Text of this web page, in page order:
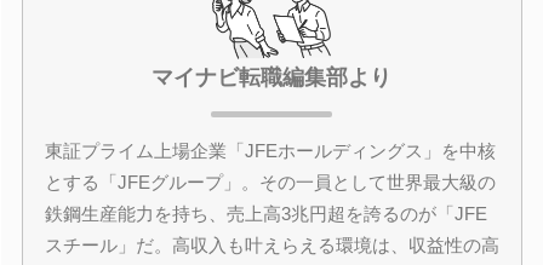
マイナビ転職編集部より
東証プライム上場企業「JFEホールディングス」を中核
とする「JFEグループ」。その一員として世界最大級の
鉄鋼生産能力を持ち、売上高3兆円超を誇るのが「JFE
スチール」だ。高収入も叶えらえる環境は、収益性の高